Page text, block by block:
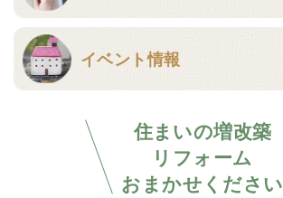
イベント情報
住まいの増改築
リフォーム
おまかせください